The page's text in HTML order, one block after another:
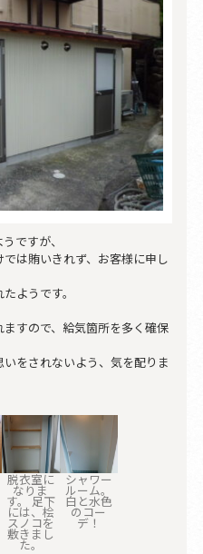
ですが、
は賄いきれず、お客様に申し
ようです。
すので、給気箇所を多く確保
をされないよう、気を配りま
脱衣室に
なりま
す。 足下
には、桧
スノコを
敷きまし
た。
シャワー
ルーム。
白と水色
のコー
デ！